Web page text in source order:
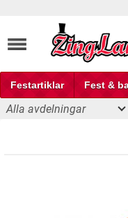
Festartiklar Fest &
Fest och partyprylar
Alla avdelningar